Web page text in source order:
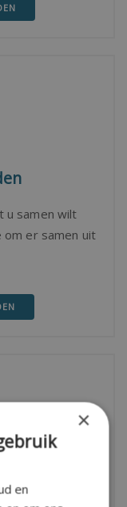
u samen wilt
om er samen uit
×
en